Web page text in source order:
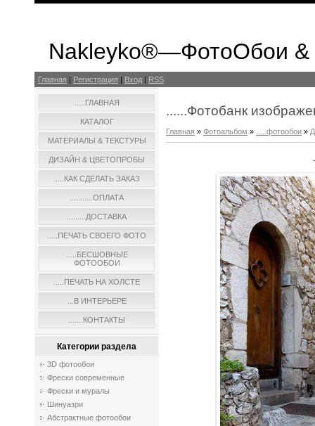
Nakleyko®—ФотоОбои &
Главная | Регистрация | Вход | RSS
.....ГЛАВНАЯ
КАТАЛОГ
МАТЕРИАЛЫ & ТЕКСТУРЫ
ДИЗАЙН & ЦВЕТОПРОБЫ
.....КАК СДЕЛАТЬ ЗАКАЗ
...........ОПЛАТА
.........ДОСТАВКА
.....ПЕЧАТЬ СВОЕГО ФОТО
.....БЕСШОВНЫЕ
ФОТООБОИ
.....ПЕЧАТЬ НА ХОЛСТЕ
...В ИНТЕРЬЕРЕ
.......КОНТАКТЫ
Категории раздела
3D фотообои
Фрески современные
Фрески и муралы
Шинуазри
Абстрактные фотообои
......Фотобанк
Главная » Фотоальбом » .....фотообои »